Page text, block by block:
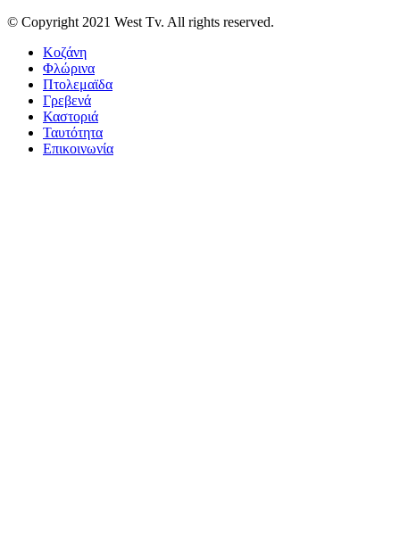
© Copyright 2021 West Tv. All rights reserved.
Κοζάνη
Φλώρινα
Πτολεμαϊδα
Γρεβενά
Καστοριά
Ταυτότητα
Επικοινωνία